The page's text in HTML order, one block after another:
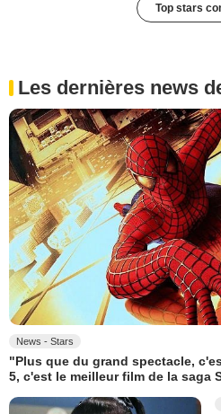
Top stars
Les dernières news
News - Stars
"Plus que du grand spectacle,
5, c'est le meilleur film de la saga